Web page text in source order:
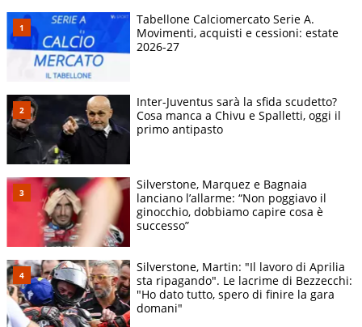
Tabellone Calciomercato Serie A.
Movimenti, acquisti e cessioni: estate
2026-27
Inter-Juventus sarà la sfida scudetto?
Cosa manca a Chivu e Spalletti, oggi il
primo antipasto
Silverstone, Marquez e Bagnaia
lanciano l’allarme: “Non poggiavo il
ginocchio, dobbiamo capire cosa è
successo”
Silverstone, Martin: "Il lavoro di Aprilia
sta ripagando". Le lacrime di Bezzecchi:
"Ho dato tutto, spero di finire la gara
domani"